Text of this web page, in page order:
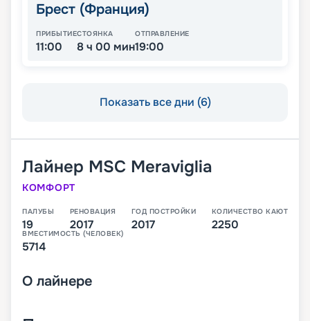
Брест (Франция)
ПРИБЫТИЕ
11:00
СТОЯНКА
8 ч 00 мин
ОТПРАВЛЕНИЕ
19:00
Показать все дни (6)
Лайнер MSC Meraviglia
КОМФОРТ
ПАЛУБЫ
19
РЕНОВАЦИЯ
2017
ГОД ПОСТРОЙКИ
2017
КОЛИЧЕСТВО КАЮТ
2250
ВМЕСТИМОСТЬ (ЧЕЛОВЕК)
5714
О лайнере